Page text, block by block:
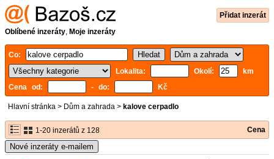
Přidat inzerát
Oblíbené inzeráty, Moje inzeráty
Co:
Lokalita:
Okolí:
km
Cena od:
- do: Kč
Hlavní stránka > Dům a zahrada > kalove cerpadlo
1-20 inzerátů z 128 Cena
Nové inzeráty e-mailem